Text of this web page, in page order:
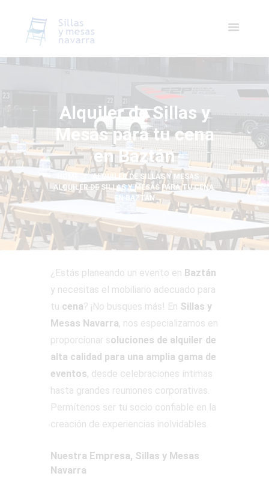
Alquiler de Sillas y
Mesas para tu cena
en Baztán
ALQUILER DE SILLAS Y MESAS
ALQUILER DE SILLAS Y MESAS PARA TU CENA
EN BAZTÁN
¿Estás planeando un evento en Baztán
y necesitas el mobiliario adecuado para
tu cena? ¡No busques más! En Sillas y
Mesas Navarra, nos especializamos en
proporcionar soluciones de alquiler de
alta calidad para una amplia gama de
eventos, desde celebraciones íntimas
hasta grandes reuniones corporativas.
Permítenos ser tu socio confiable en la
creación de experiencias inolvidables.
Nuestra Empresa, Sillas y Mesas
Navarra